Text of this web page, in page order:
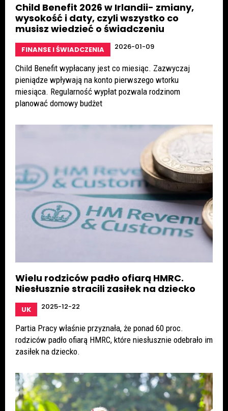
Child Benefit 2026 w Irlandii- zmiany,
wysokość i daty, czyli wszystko co
musisz wiedzieć o świadczeniu
FINANSE I ŚWIADCZENIA 2026-01-09
Child Benefit wypłacany jest co miesiąc. Zazwyczaj
pieniądze wpływają na konto pierwszego wtorku
miesiąca. Regularność wypłat pozwala rodzinom
planować domowy budżet
Wielu rodziców padło ofiarą HMRC.
Niesłusznie stracili zasiłek na dziecko
UK 2025-12-22
Partia Pracy właśnie przyznała, że ponad 60 proc.
rodziców padło ofiarą HMRC, które niesłusznie odebrało im
zasiłek na dziecko.